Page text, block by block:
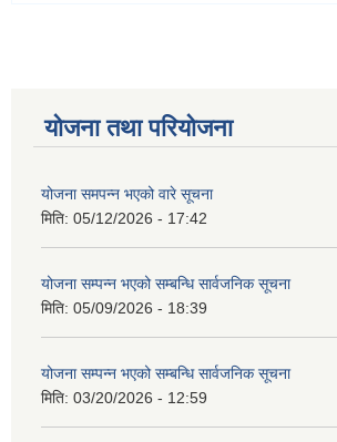
योजना तथा परियोजना
योजना समपन्न भएको वारे सूचना
मिति: 05/12/2026 - 17:42
योजना सम्पन्न भएको सम्बन्धि सार्वजनिक सूचना
मिति: 05/09/2026 - 18:39
योजना सम्पन्न भएको सम्बन्धि सार्वजनिक सूचना
मिति: 03/20/2026 - 12:59